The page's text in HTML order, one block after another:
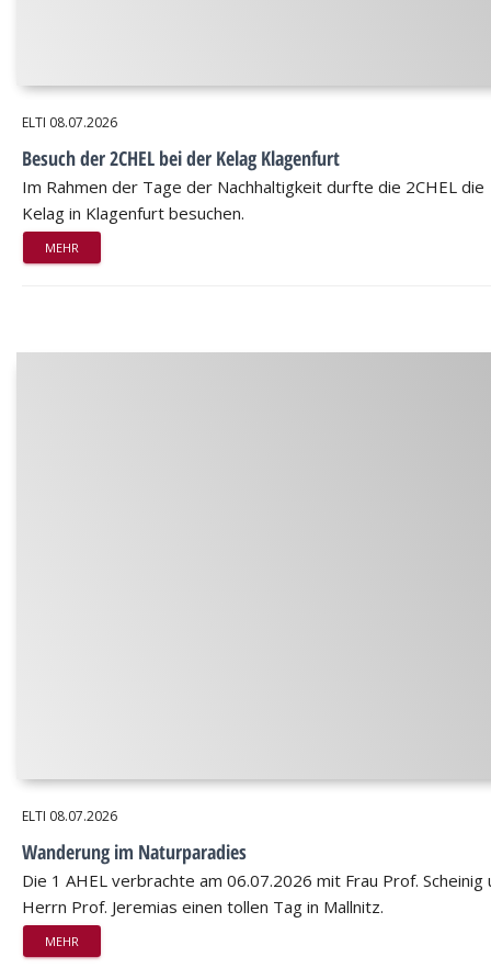
ELTI 08.07.2026
Besuch der 2CHEL bei der Kelag Klagenfurt
Im Rahmen der Tage der Nachhaltigkeit durfte die 2CHEL die
Kelag in Klagenfurt besuchen.
MEHR
ELTI 08.07.2026
Wanderung im Naturparadies
Die 1 AHEL verbrachte am 06.07.2026 mit Frau Prof. Scheinig
Herrn Prof. Jeremias einen tollen Tag in Mallnitz.
MEHR